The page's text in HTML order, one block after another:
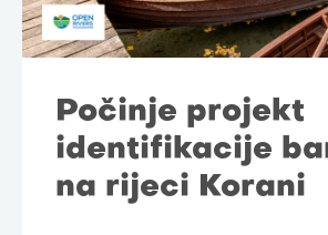
Počinje projekt
identifikacije
na rijeci Korani